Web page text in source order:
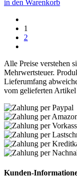
in den Warenkorb
1
2
Alle Preise verstehen
Mehrwertsteuer.
Lieferumfang
vom gelieferten
Kunden-